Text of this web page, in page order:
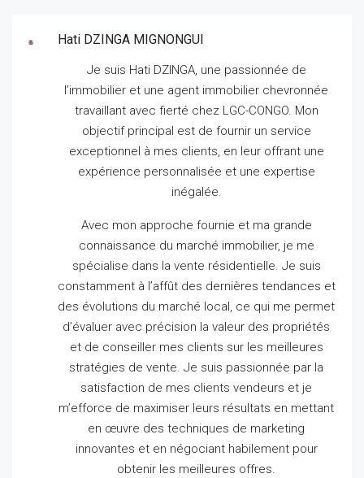
Hati DZINGA MIGNONGUI
Je suis Hati DZINGA, une passionnée de
l’immobilier et une agent immobilier chevronnée
travaillant avec fierté chez LGC-CONGO. Mon
objectif principal est de fournir un service
exceptionnel à mes clients, en leur offrant une
expérience personnalisée et une expertise
inégalée.
Avec mon approche fournie et ma grande
connaissance du marché immobilier, je me
spécialise dans la vente résidentielle. Je suis
constamment à l’affût des dernières tendances et
des évolutions du marché local, ce qui me permet
d’évaluer avec précision la valeur des propriétés
et de conseiller mes clients sur les meilleures
stratégies de vente.Je suis passionnée par la
satisfaction de mes clients vendeurs et je
m’efforce de maximiser leurs résultats en mettant
en œuvre des techniques de marketing
innovantes et en négociant habilement pour
obtenir les meilleures offres.